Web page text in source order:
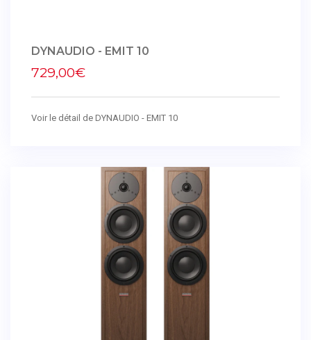
DYNAUDIO - EMIT 10
729,00€
Voir le détail de DYNAUDIO - EMIT 10